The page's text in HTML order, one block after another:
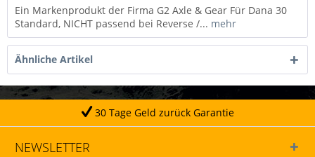
Ein Markenprodukt der Firma G2 Axle & Gear Für Dana 30
Standard, NICHT passend bei Reverse /... mehr
Ähnliche Artikel
30 Tage Geld zurück Garantie
NEWSLETTER